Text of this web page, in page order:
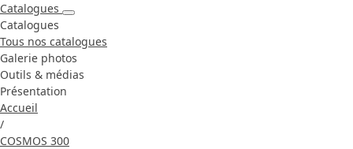
Catalogues
Catalogues
Tous nos catalogues
Galerie photos
Outils & médias
Présentation
Accueil
/
COSMOS 300